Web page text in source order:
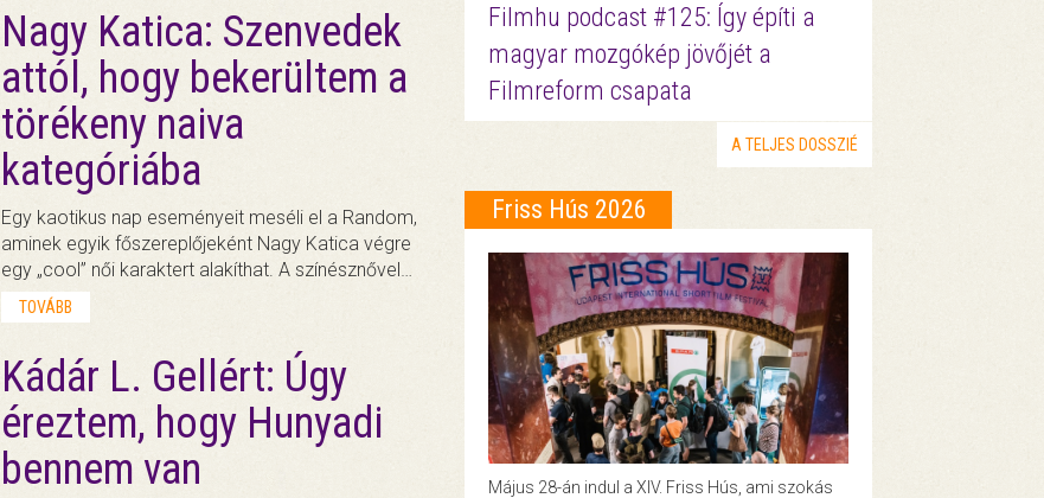
Nagy Katica: Szenvedek
attól, hogy bekerültem a
törékeny naiva
kategóriába
Egy kaotikus nap eseményeit meséli el a Random,
aminek egyik főszereplőjeként Nagy Katica végre
egy „cool” női karaktert alakíthat. A színésznővel…
TOVÁBB
Kádár L. Gellért: Úgy
éreztem, hogy Hunyadi
bennem van
Filmhu podcast #125: Így építi a
magyar mozgókép jövőjét a
Filmreform csapata
A TELJES DOSSZIÉ
Friss Hús 2026
Május 28-án indul a XIV. Friss Hús, ami szokás